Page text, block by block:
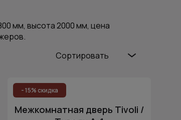
мм, высота 2000 мм, цена
Сортировать
Цена (возр.)
- 15% скидка
Межкомнатная дверь Tivoli /